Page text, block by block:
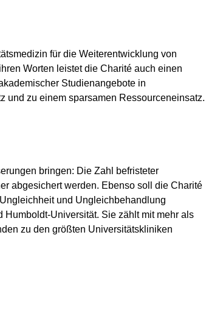
für die Weiterentwicklung von
Worten leistet die Charité auch einen
Studienangebote in
und zu einem sparsamen Ressourceneinsatz.
bringen: Die Zahl befristeter
abgesichert werden. Ebenso soll die Charité
und Ungleichbehandlung
Universität. Sie zählt mit mehr als
zu den größten Universitätskliniken